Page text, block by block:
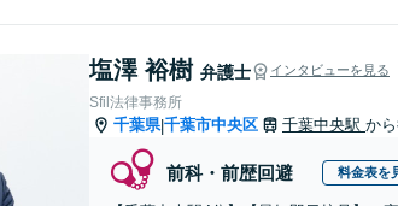
塩澤 裕樹 弁護士 インタビューを見る
Sfil法律事務所
千葉県|千葉市中央区 千葉中央駅 か
前科・前歴回避 料金表を